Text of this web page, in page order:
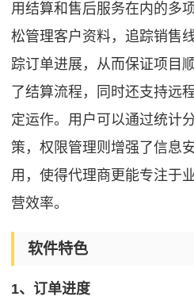
用结算和售后服务在内的多
松管理客户资料，追踪销售
踪订单进展，从而保证项目
了结算流程，同时还支持远
定运作。用户可以通过统计
策，权限管理则增强了信息
用，使得代理商更能专注于
营效率。
软件特色
1、订单进度